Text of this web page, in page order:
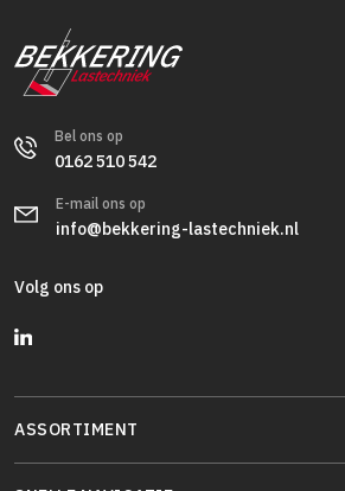
Bel ons op
0162 510 542
E-mail ons op
info@bekkering-lastechniek.nl
Volg ons op
ASSORTIMENT